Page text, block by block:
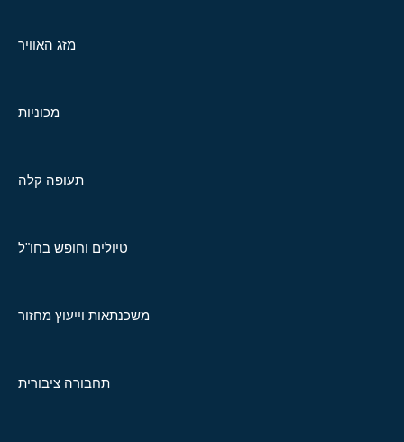
מזג האוויר
מכוניות
תעופה קלה
טיולים וחופש בחו"ל
משכנתאות וייעוץ מחזור
תחבורה ציבורית